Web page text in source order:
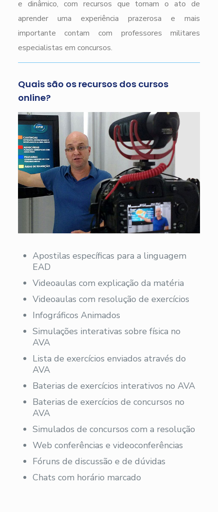
e dinâmico, com recursos que tornam o ato de
aprender uma experiência prazerosa e mais
importante contam com professores militares
especialistas em concursos.
Quais são os recursos dos cursos
online?
Apostilas específicas para a linguagem
EAD
Videoaulas com explicação da matéria
Videoaulas com resolução de exercícios
Infográficos Animados
Simulações interativas sobre física no
AVA
Lista de exercícios enviados através do
AVA
Baterias de exercícios interativos no AVA
Baterias de exercícios de concursos no
AVA
Simulados de concursos com a resolução
Web conferências e videoconferências
Fóruns de discussão e de dúvidas
Chats com horário marcado